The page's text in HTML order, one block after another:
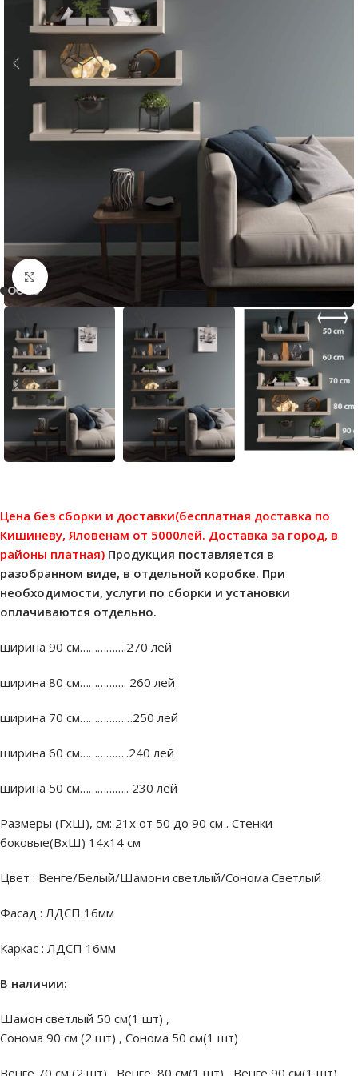
Нажмите, чтобы увеличить
Цена без сборки и доставки(бесплатная доставка по
Кишиневу, Яловенам от 5000лей. Доставка за город, в
районы платная) Продукция поставляется в
разобранном виде, в отдельной коробке. При
необходимости, услуги по сборки и установки
оплачиваются отдельно.
ширина 90 см…………….270 лей
ширина 80 см……………. 260 лей
ширина 70 см………………250 лей
ширина 60 см……………..240 лей
ширина 50 см…………….. 230 лей
Размеры (ГхШ), см: 21х от 50 до 90 см . Стенки
боковые(ВхШ) 14х14 см
Цвет : Венге/Белый/Шамони светлый/Сонома Светлый
Фасад : ЛДСП 16мм
Каркас : ЛДСП 16мм
В наличии:
Шамон светлый 50 см(1 шт) ,
Сонома 90 см (2 шт) , Сонома 50 см(1 шт)
Венге 70 см (2 шт), Венге 80 см(1 шт), Венге 90 см(1 шт)